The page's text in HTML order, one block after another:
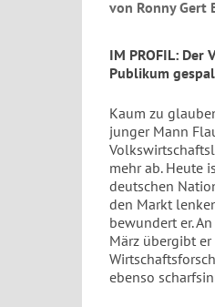
von Ronny Gert
IM PROFIL:
Publikum
Kaum zu
junger Mann
mehr ab. Heute
deutschen
den Markt
bewundert er.
März übergibt
ebenso